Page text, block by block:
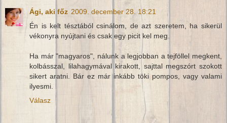
Ági, aki főz 2009. december 28. 18:21
Én is kelt tésztából csinálom, de azt szeretem, ha sikerül
vékonyra nyújtani és csak egy picit kel meg.
Ha már "magyaros", nálunk a legjobban a tejföllel megkent,
kolbásszal, lilahagymával kirakott, sajttal megszórt szokott
sikert aratni. Bár ez már inkább töki pompos, vagy valami
ilyesmi.
Válasz